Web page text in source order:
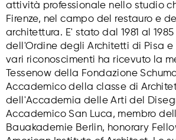
attività professionale nello studio
Firenze, nel campo del restauro e
architettura. E' stato dal 1981 al
dell'Ordine degli Architetti di Pisa e
vari riconoscimenti ha ricevuto la
Tessenow della Fondazione
Accademico della classe di
dell'Accademia delle Arti del
Accademico San Luca, membro
Bauakademie Berlin, honorary